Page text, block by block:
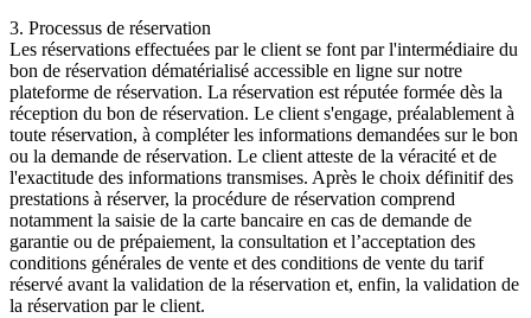
3. Processus de réservation
Les réservations effectuées par le client se font par l'intermédiaire du
bon de réservation dématérialisé accessible en ligne sur notre
plateforme de réservation. La réservation est réputée formée dès la
réception du bon de réservation. Le client s'engage, préalablement à
toute réservation, à compléter les informations demandées sur le bon
ou la demande de réservation. Le client atteste de la véracité et de
l'exactitude des informations transmises. Après le choix définitif des
prestations à réserver, la procédure de réservation comprend
notamment la saisie de la carte bancaire en cas de demande de
garantie ou de prépaiement, la consultation et l’acceptation des
conditions générales de vente et des conditions de vente du tarif
réservé avant la validation de la réservation et, enfin, la validation de
la réservation par le client.